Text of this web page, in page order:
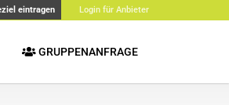
eintragen Login für Anbieter
GRUPPENANFRAGE